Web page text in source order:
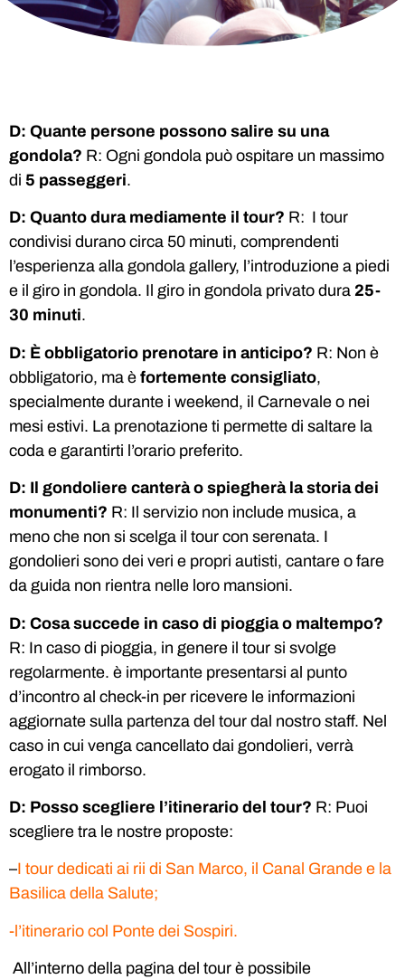
D: Quante persone possono salire su una
gondola? R: Ogni gondola può ospitare un massimo
di 5 passeggeri.
D: Quanto dura mediamente il tour? R: I tour
condivisi durano circa 50 minuti, comprendenti
l’esperienza alla gondola gallery, l’introduzione a piedi
e il giro in gondola. Il giro in gondola privato dura 25-
30 minuti.
D: È obbligatorio prenotare in anticipo? R: Non è
obbligatorio, ma è fortemente consigliato,
specialmente durante i weekend, il Carnevale o nei
mesi estivi. La prenotazione ti permette di saltare la
coda e garantirti l’orario preferito.
D: Il gondoliere canterà o spiegherà la storia dei
monumenti? R: Il servizio non include musica, a
meno che non si scelga il tour con serenata. I
gondolieri sono dei veri e propri autisti, cantare o fare
da guida non rientra nelle loro mansioni.
D: Cosa succede in caso di pioggia o maltempo?
R: In caso di pioggia, in genere il tour si svolge
regolarmente. è importante presentarsi al punto
d’incontro al check-in per ricevere le informazioni
aggiornate sulla partenza del tour dal nostro staff. Nel
caso in cui venga cancellato dai gondolieri, verrà
erogato il rimborso.
D: Posso scegliere l’itinerario del tour? R: Puoi
scegliere tra le nostre proposte:
–I tour dedicati ai rii di San Marco, il Canal Grande e la
Basilica della Salute;
-l’itinerario col Ponte dei Sospiri.
All’interno della pagina del tour è possibile